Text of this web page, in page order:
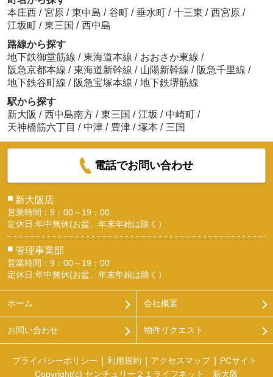
本庄西 / 宮原 / 東中島 / 谷町 / 垂水町 / 十三東 / 西宮原 /
江坂町 / 東三国 / 西中島
路線から探す
地下鉄御堂筋線 / 東海道本線 / おおさか東線 /
阪急京都本線 / 東海道新幹線 / 山陽新幹線 / 阪急千里線 /
地下鉄谷町線 / 阪急宝塚本線 / 地下鉄堺筋線
駅から探す
新大阪 / 西中島南方 / 東三国 / 江坂 / 中崎町 /
天神橋筋六丁目 / 中津 / 豊津 / 塚本 / 三国
電話でお問い合わせ
■ 新大阪店
営業時間：9：00～19：00
定休日:年中無休(お盆、年末年始は除く）
■ 管理事業部
営業時間：9：00～19：00
定休日:年中無休(お盆、年末年始は除く）
ホーム 会社概要
お問い合わせ 物件リクエスト
プライバシーポリシー 利用規約 アクセスマップ
PCサイト
Copyright(c) センチュリー２１ライフネット 新大阪